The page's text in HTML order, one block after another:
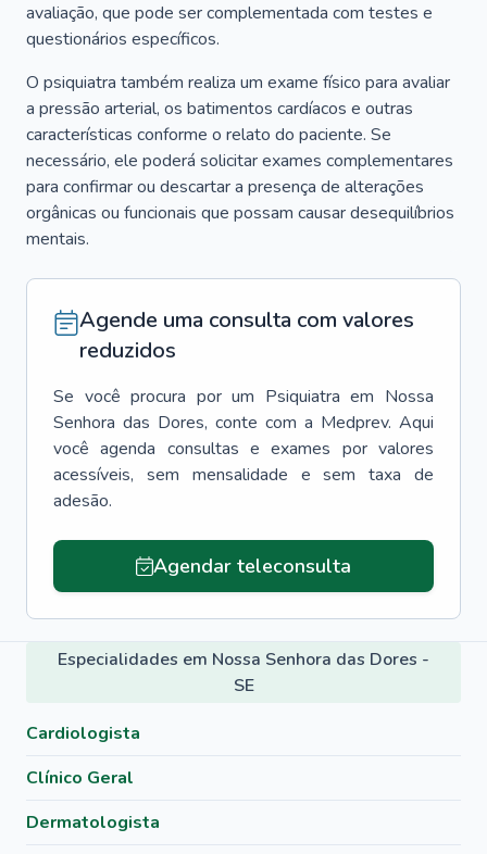
avaliação, que pode ser complementada com testes e
questionários específicos.
O psiquiatra também realiza um exame físico para avaliar
a pressão arterial, os batimentos cardíacos e outras
características conforme o relato do paciente. Se
necessário, ele poderá solicitar exames complementares
para confirmar ou descartar a presença de alterações
orgânicas ou funcionais que possam causar desequilíbrios
mentais.
Agende uma consulta com valores
reduzidos
Se você procura por um Psiquiatra em Nossa
Senhora das Dores, conte com a Medprev. Aqui
você agenda consultas e exames por valores
acessíveis, sem mensalidade e sem taxa de
adesão.
Agendar teleconsulta
Especialidades em Nossa Senhora das Dores -
SE
Cardiologista
Clínico Geral
Dermatologista